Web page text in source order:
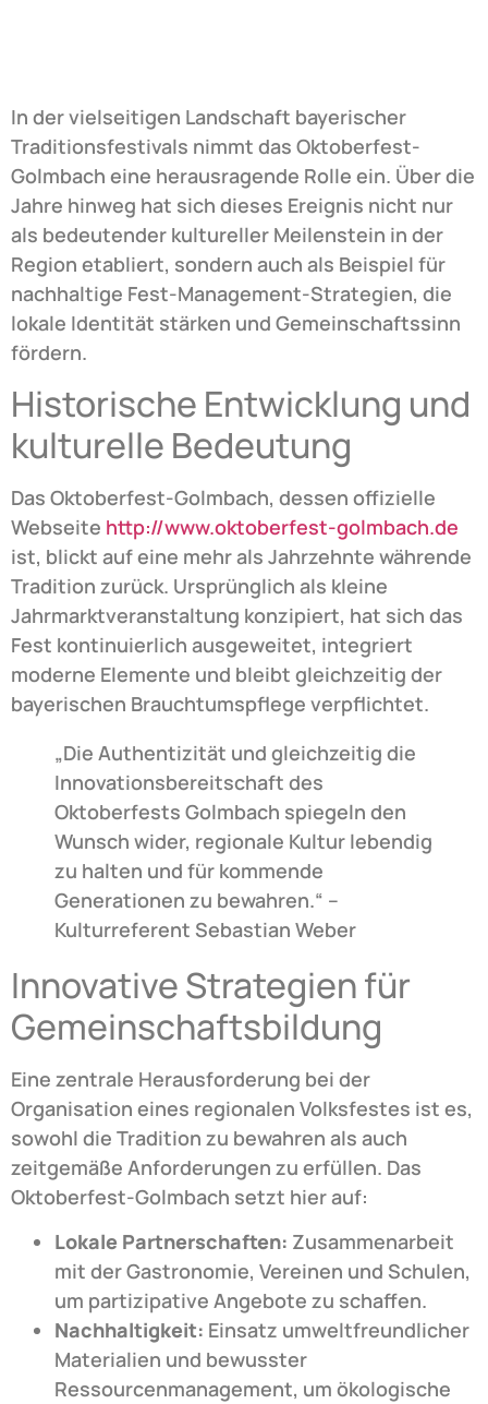
In der vielseitigen Landschaft bayerischer
Traditionsfestivals nimmt das Oktoberfest-
Golmbach eine herausragende Rolle ein. Über die
Jahre hinweg hat sich dieses Ereignis nicht nur
als bedeutender kultureller Meilenstein in der
Region etabliert, sondern auch als Beispiel für
nachhaltige Fest-Management-Strategien, die
lokale Identität stärken und Gemeinschaftssinn
fördern.
Historische Entwicklung und
kulturelle Bedeutung
Das Oktoberfest-Golmbach, dessen offizielle
Webseite http://www.oktoberfest-golmbach.de
ist, blickt auf eine mehr als Jahrzehnte währende
Tradition zurück. Ursprünglich als kleine
Jahrmarktveranstaltung konzipiert, hat sich das
Fest kontinuierlich ausgeweitet, integriert
moderne Elemente und bleibt gleichzeitig der
bayerischen Brauchtumspflege verpflichtet.
„Die Authentizität und gleichzeitig die
Innovationsbereitschaft des
Oktoberfests Golmbach spiegeln den
Wunsch wider, regionale Kultur lebendig
zu halten und für kommende
Generationen zu bewahren.“ –
Kulturreferent Sebastian Weber
Innovative Strategien für
Gemeinschaftsbildung
Eine zentrale Herausforderung bei der
Organisation eines regionalen Volksfestes ist es,
sowohl die Tradition zu bewahren als auch
zeitgemäße Anforderungen zu erfüllen. Das
Oktoberfest-Golmbach setzt hier auf:
Lokale Partnerschaften: Zusammenarbeit
mit der Gastronomie, Vereinen und Schulen,
um partizipative Angebote zu schaffen.
Nachhaltigkeit: Einsatz umweltfreundlicher
Materialien und bewusster
Ressourcenmanagement, um ökologische